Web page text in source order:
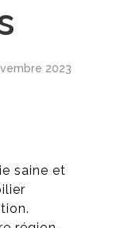
2023
saine et